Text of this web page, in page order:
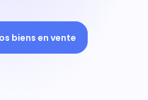
biens en vente